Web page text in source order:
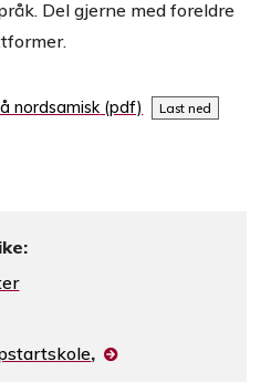
Del gjerne med foreldre
nordsamisk Last ned
,